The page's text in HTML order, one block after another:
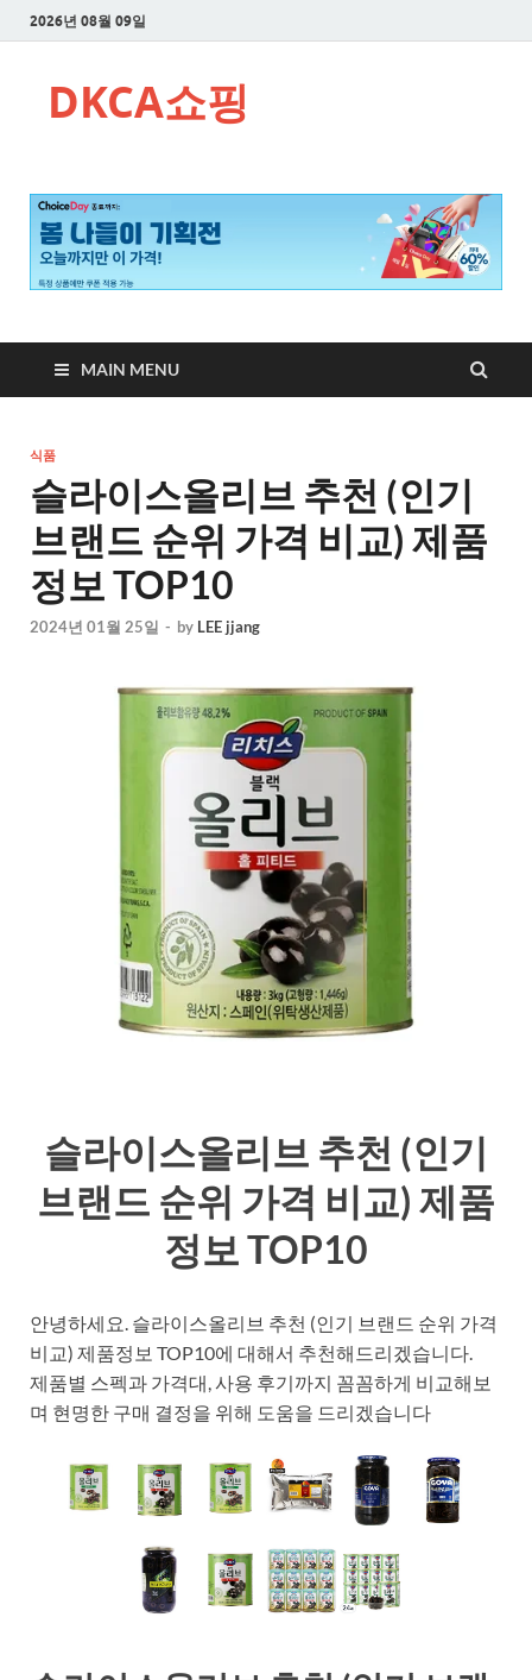
2026년 08월 09일
DKCA쇼핑
MAIN MENU
식품
슬라이스올리브 추천 (인기
브랜드 순위 가격 비교) 제품
정보 TOP10
2024년 01월 25일 - by LEE jjang
슬라이스올리브 추천 (인기
브랜드 순위 가격 비교) 제품
정보 TOP10
안녕하세요. 슬라이스올리브 추천 (인기 브랜드 순위 가격
비교) 제품정보 TOP10에 대해서 추천해드리겠습니다.
제품별 스펙과 가격대, 사용 후기까지 꼼꼼하게 비교해보
며 현명한 구매 결정을 위해 도움을 드리겠습니다